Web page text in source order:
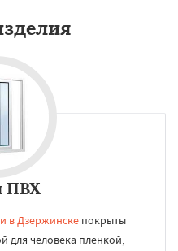
ПВХ
в Дзержинске покрыты
для человека пленкой,